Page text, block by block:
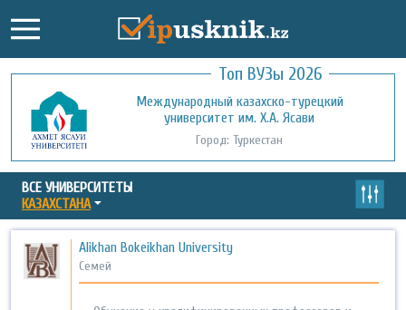
Топ ВУЗы 2026
Международный казахско-турецкий
университет им. Х.А. Ясави
Город: Туркестан
Кызылординский открытый
университет
Город: Кызылорда
ВСЕ УНИВЕРСИТЕТЫ
КАЗАХСТАНА
Alikhan Bokeikhan University
Семей